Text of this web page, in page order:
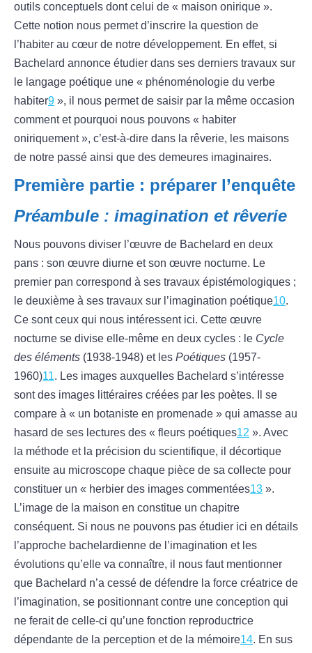
outils conceptuels dont celui de « maison onirique ».
Cette notion nous permet d’inscrire la question de
l’habiter au cœur de notre développement. En effet, si
Bachelard annonce étudier dans ses derniers travaux sur
le langage poétique une « phénoménologie du verbe
habiter9 », il nous permet de saisir par la même occasion
comment et pourquoi nous pouvons « habiter
oniriquement », c’est-à-dire dans la rêverie, les maisons
de notre passé ainsi que des demeures imaginaires.
Première partie : préparer l’enquête
Préambule : imagination et rêverie
Nous pouvons diviser l’œuvre de Bachelard en deux
pans : son œuvre diurne et son œuvre nocturne. Le
premier pan correspond à ses travaux épistémologiques ;
le deuxième à ses travaux sur l’imagination poétique10.
Ce sont ceux qui nous intéressent ici. Cette œuvre
nocturne se divise elle-même en deux cycles : le Cycle
des éléments (1938-1948) et les Poétiques (1957-
1960)11. Les images auxquelles Bachelard s’intéresse
sont des images littéraires créées par les poètes. Il se
compare à « un botaniste en promenade » qui amasse au
hasard de ses lectures des « fleurs poétiques12 ». Avec
la méthode et la précision du scientifique, il décortique
ensuite au microscope chaque pièce de sa collecte pour
constituer un « herbier des images commentées13 ».
L’image de la maison en constitue un chapitre
conséquent. Si nous ne pouvons pas étudier ici en détails
l’approche bachelardienne de l’imagination et les
évolutions qu’elle va connaître, il nous faut mentionner
que Bachelard n’a cessé de défendre la force créatrice de
l’imagination, se positionnant contre une conception qui
ne ferait de celle-ci qu’une fonction reproductrice
dépendante de la perception et de la mémoire14. En sus